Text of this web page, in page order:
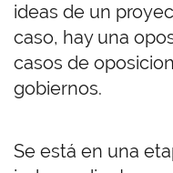
ideas de un
caso, hay una
casos de
gobiernos.
Se está en una